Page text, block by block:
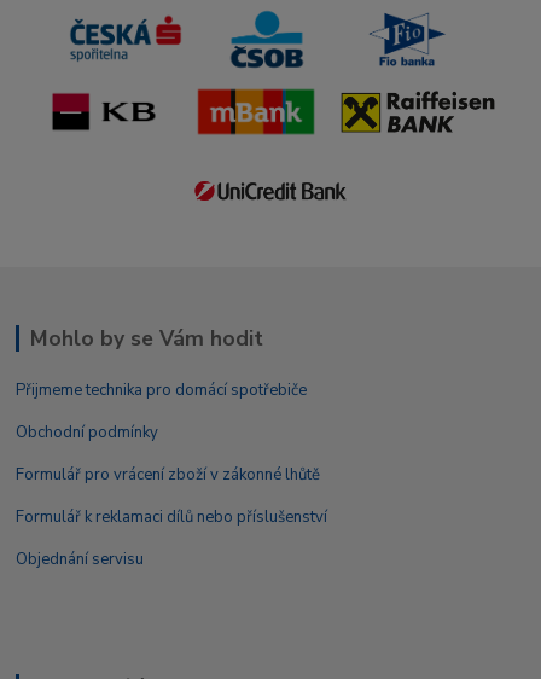
Mohlo by se Vám hodit
Přijmeme technika pro domácí spotřebiče
Obchodní podmínky
Formulář pro vrácení zboží v zákonné lhůtě
Formulář k reklamaci dílů nebo příslušenství
Objednání servisu